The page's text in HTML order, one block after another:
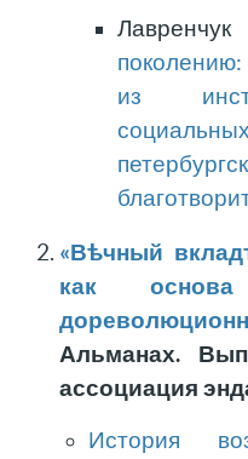
поколению:
из
«Вѣчный
как
Альманах.
ассоциация
История